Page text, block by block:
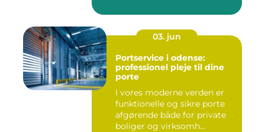
03. jun
Portservice i odense:
professionel pleje til dine
porte
I vores moderne verden er
funktionelle og sikre porte
afgørende både for private
boliger og virksomh...